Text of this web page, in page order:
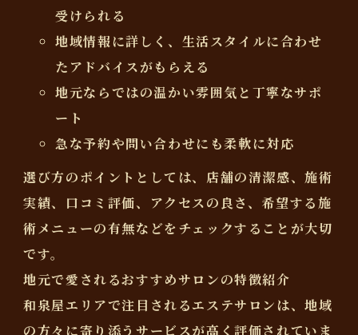
受けられる
地域情報に詳しく、生活スタイルに合わせ
たアドバイスがもらえる
地元ならではの温かい雰囲気と丁寧なサポ
ート
急な予約や問い合わせにも柔軟に対応
選び方のポイントとしては、店舗の清潔感、施術
実績、口コミ評価、アクセスの良さ、希望する施
術メニューの有無などをチェックすることが大切
です。
地元で愛されるおすすめサロンの特徴紹介
和泉屋エリアで注目されるエステサロンは、地域
の方々に寄り添うサービスが高く評価されていま